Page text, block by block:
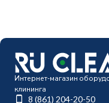
Интернет-магазин
клининга
8 (861) 204-20-50